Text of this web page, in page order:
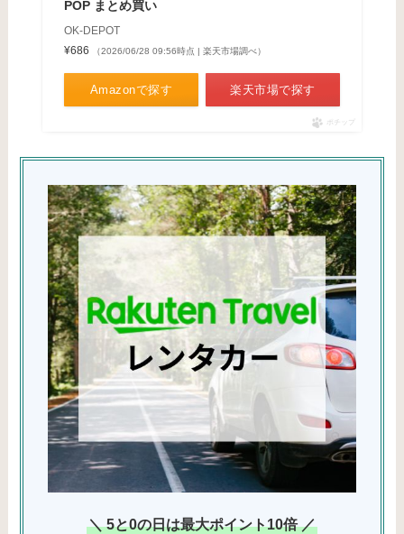
POP まとめ買い
OK-DEPOT
¥686
（2026/06/28 09:56時点 | 楽天市場調べ）
Amazonで探す 楽天市場で探す
ポチップ
＼ 5と0の日は最大ポイント10倍 ／